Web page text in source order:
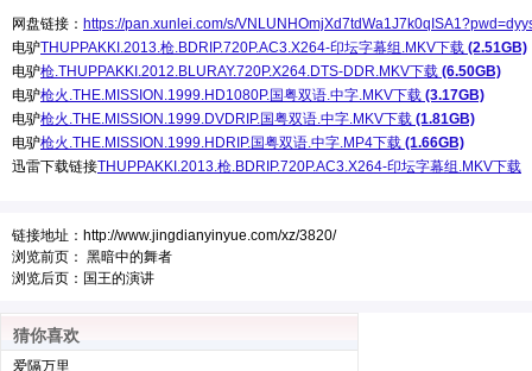
网盘链接： https://pan.xunlei.com/s/
电驴THUPPAKKI.2013.枪.BDRIP.720P.AC3.X264-印坛字幕组.MKV下载 (2.51GB)
电驴枪.THUPPAKKI.2012.BLURAY.720P.X264.DTS-DDR.MKV下载 (6.50GB)
电驴枪火.THE.MISSION.1999.HD1080P.国粤双语.中字.MKV下载 (3.17GB)
电驴枪火.THE.MISSION.1999.DVDRIP.国粤双语.中字.MKV下载 (1.81GB)
电驴枪火.THE.MISSION.1999.HDRIP.国粤双语.中字.MP4下载 (1.66GB)
迅雷下载链接THUPPAKKI.2013.枪.BDRIP.720P.AC3.X264-印坛字幕组.MKV下载
链接地址： http://www.jingdianyinyue.com/xz/3820/
浏览前页： 黑暗中的舞者
浏览后页： 国王的演讲
猜你喜欢
爱隔万里